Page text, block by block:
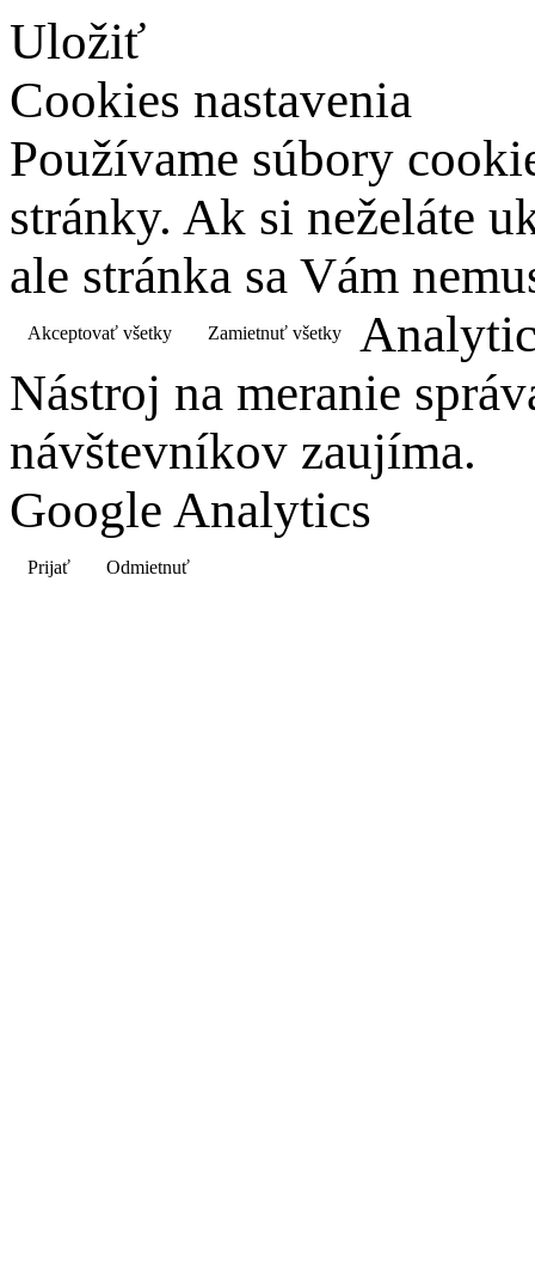
Uložiť
Cookies nastavenia
Používame súbory
stránky. Ak si neželáte
ale stránka sa Vám
Akceptovať všetky Zamietnuť všetky
Nástroj na meranie
návštevníkov zaujíma.
Google Analytics
Prijať Odmietnuť